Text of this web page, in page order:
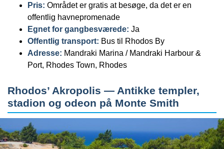
Pris: Området er gratis at besøge, da det er en
offentlig havnepromenade
Egnet for gangbesværede: Ja
Offentlig transport: Bus til Rhodos By
Adresse: Mandraki Marina / Mandraki Harbour &
Port, Rhodes Town, Rhodes
Rhodos’ Akropolis — Antikke templer,
stadion og odeon på Monte Smith